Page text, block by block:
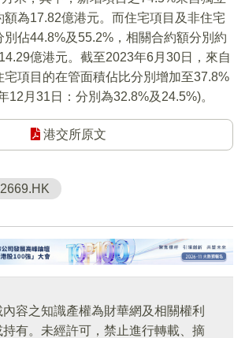
額為17.82億港元。而住宅項目及非住宅
佔44.8%及55.2%，相關合約額分別約
億港元。截至2023年6月30日，來自
宅項目的在管面積佔比分別增加至37.8%
12月31日：分別為32.8%及24.5%)。
港交所原文
容之知識產權為財華網及相關權利
持有。未經許可，禁止進行轉載、摘